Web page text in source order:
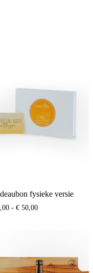
fysieke versie
- € 50,00Prijsklasse: